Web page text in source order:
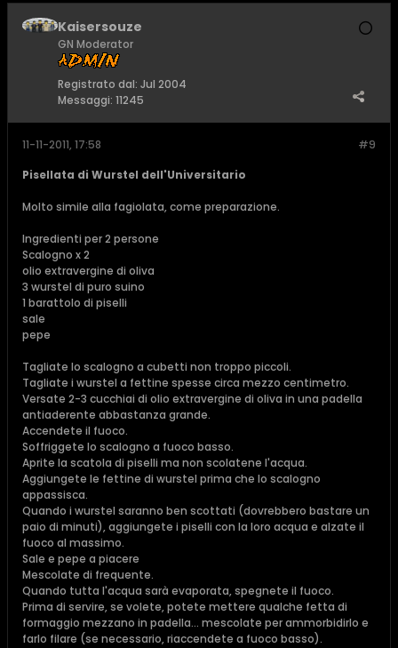
Kaisersouze
GN Moderator
Registrato dal: Jul 2004
Messaggi: 11245
#9
11-11-2011, 17:58
Pisellata di Wurstel dell'Universitario
Molto simile alla fagiolata, come preparazione.
Ingredienti per 2 persone
Scalogno x 2
olio extravergine di oliva
3 wurstel di puro suino
1 barattolo di piselli
sale
pepe
Tagliate lo scalogno a cubetti non troppo piccoli.
Tagliate i wurstel a fettine spesse circa mezzo centimetro.
Versate 2-3 cucchiai di olio extravergine di oliva in una padella
antiaderente abbastanza grande.
Accendete il fuoco.
Soffriggete lo scalogno a fuoco basso.
Aprite la scatola di piselli ma non scolatene l'acqua.
Aggiungete le fettine di wurstel prima che lo scalogno
appassisca.
Quando i wurstel saranno ben scottati (dovrebbero bastare un
paio di minuti), aggiungete i piselli con la loro acqua e alzate il
fuoco al massimo.
Sale e pepe a piacere
Mescolate di frequente.
Quando tutta l'acqua sarà evaporata, spegnete il fuoco.
Prima di servire, se volete, potete mettere qualche fetta di
formaggio mezzano in padella... mescolate per ammorbidirlo e
farlo filare (se necessario, riaccendete a fuoco basso).